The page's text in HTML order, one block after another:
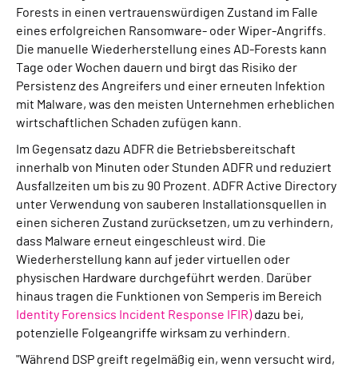
Forests in einen vertrauenswürdigen Zustand im Falle
eines erfolgreichen Ransomware- oder Wiper-Angriffs.
Die manuelle Wiederherstellung eines AD-Forests kann
Tage oder Wochen dauern und birgt das Risiko der
Persistenz des Angreifers und einer erneuten Infektion
mit Malware, was den meisten Unternehmen erheblichen
wirtschaftlichen Schaden zufügen kann.
Im Gegensatz dazu ADFR die Betriebsbereitschaft
innerhalb von Minuten oder Stunden ADFR und reduziert
Ausfallzeiten um bis zu 90 Prozent. ADFR Active Directory
unter Verwendung von sauberen Installationsquellen in
einen sicheren Zustand zurücksetzen, um zu verhindern,
dass Malware erneut eingeschleust wird. Die
Wiederherstellung kann auf jeder virtuellen oder
physischen Hardware durchgeführt werden. Darüber
hinaus tragen die Funktionen von Semperis im Bereich
Identity Forensics Incident Response IFIR)dazu bei,
potenzielle Folgeangriffe wirksam zu verhindern.
"Während DSP greift regelmäßig ein, wenn versucht wird,